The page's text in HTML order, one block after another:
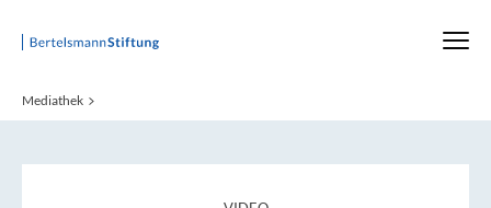
Startseite
Mediathek